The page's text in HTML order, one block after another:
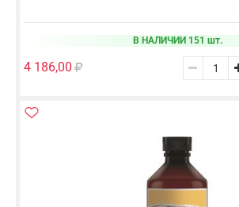
В НАЛИЧИИ 151 шт.
4 186,00